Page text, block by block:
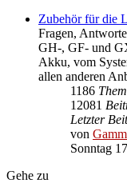
Zubehör für die
Fragen,
GH-, GF- und
Akku, vom
allen anderen
1186
12081
Letzter
von
Sonntag
Gehe zu